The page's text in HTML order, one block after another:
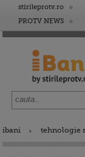
stirileprotv.ro
PROTV NEWS
ibani tehnologie